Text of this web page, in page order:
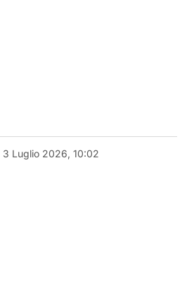
3 Luglio 2026, 10:02